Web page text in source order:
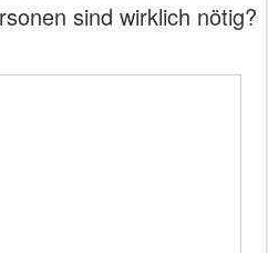
sind wirklich nötig?